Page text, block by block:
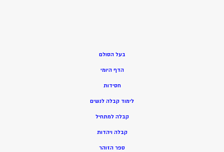
בעל הסולם
הדף היומי
חסידות
לימוד קבלה לנשים
קבלה למתחיל
קבלה ויהדות
ספר הזוהר